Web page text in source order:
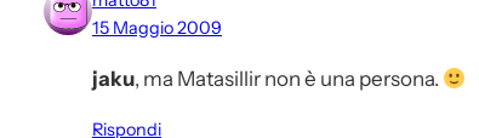
15 Maggio 2009
jaku, ma Matasillir non è una persona.
Rispondi